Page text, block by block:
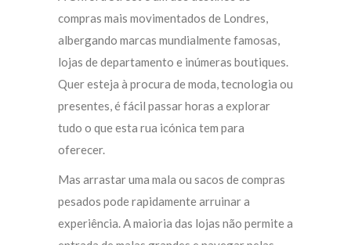
compras mais movimentados de Londres,
albergando marcas mundialmente famosas,
lojas de departamento e inúmeras boutiques.
Quer esteja à procura de moda, tecnologia ou
presentes, é fácil passar horas a explorar
tudo o que esta rua icónica tem para
oferecer.
Mas arrastar uma mala ou sacos de compras
pesados pode rapidamente arruinar a
experiência. A maioria das lojas não permite a